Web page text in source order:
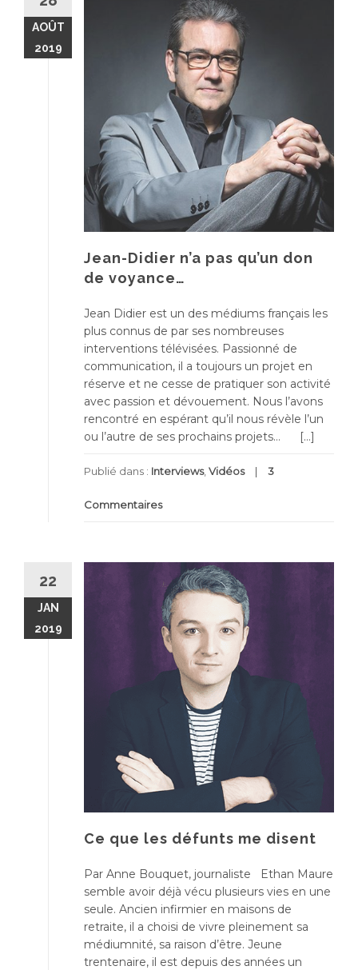
AOÛT
2019
Jean-Didier n’a pas qu’un don
de voyance…
Jean Didier est un des médiums français les
plus connus de par ses nombreuses
interventions télévisées. Passionné de
communication, il a toujours un projet en
réserve et ne cesse de pratiquer son activité
avec passion et dévouement. Nous l’avons
rencontré en espérant qu’il nous révèle l’un
ou l’autre de ses prochains projets… […]
Publié dans : Interviews, Vidéos 3
Commentaires
22
JAN
2019
Ce que les défunts me disent
Par Anne Bouquet, journaliste Ethan Maure
semble avoir déjà vécu plusieurs vies en une
seule. Ancien infirmier en maisons de
retraite, il a choisi de vivre pleinement sa
médiumnité, sa raison d’être. Jeune
trentenaire, il est depuis des années un